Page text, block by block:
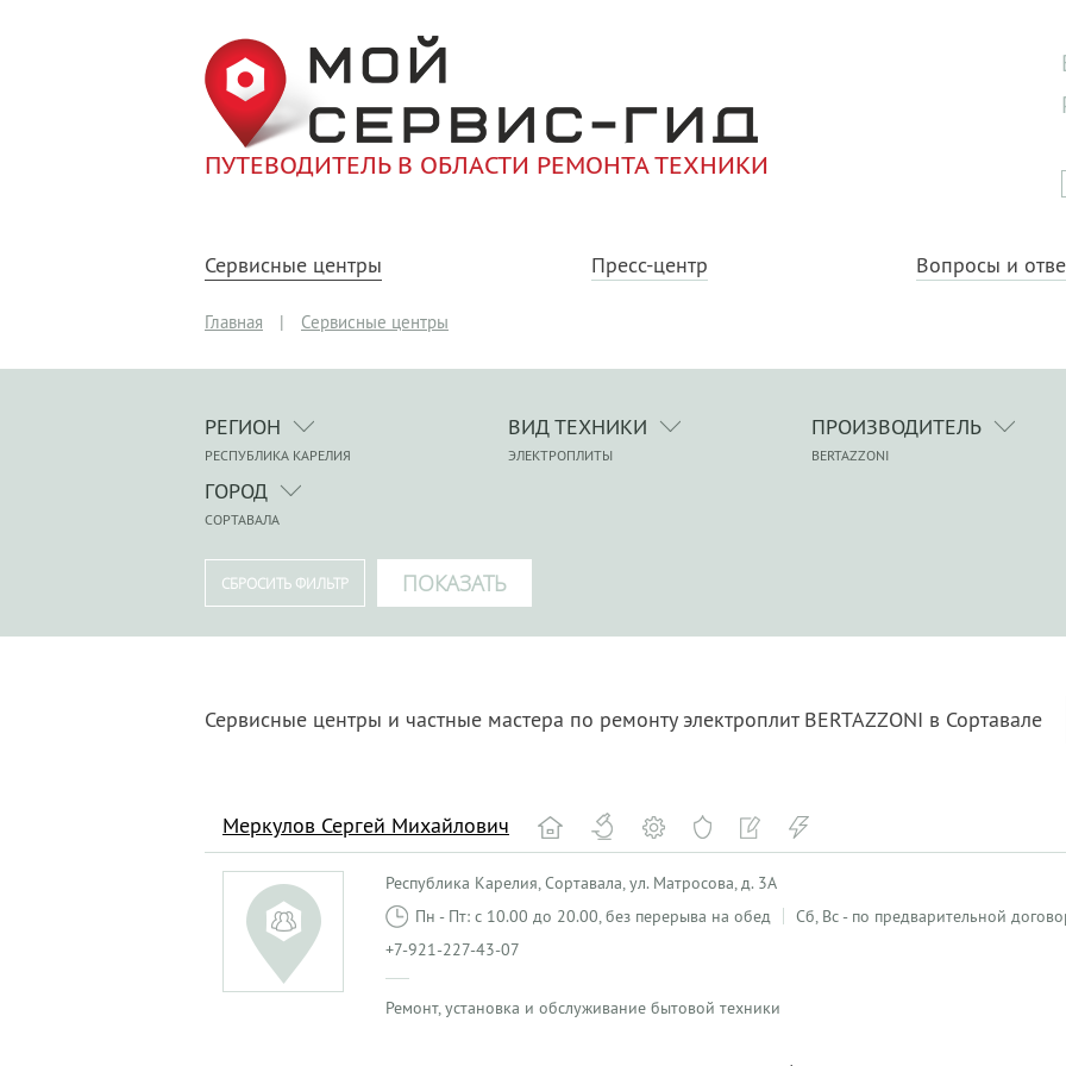
ПУТЕВОДИТЕЛЬ В ОБЛАСТИ РЕМОНТА ТЕХНИКИ
Сервисные центры Пресс-центр Вопросы и
Главная | Сервисные центры
РЕГИОН
РЕСПУБЛИКА КАРЕЛИЯ
ВИД ТЕХНИКИ
ЭЛЕКТРОПЛИТЫ
ПРОИЗВОДИТЕЛЬ
BERTAZZONI
ГОРОД
СОРТАВАЛА
Сервисные центры и частные мастера по ремонту электроплит BERTAZZONI в Сортавале
Меркулов Сергей Михайлович
Республика Карелия, Сортавала, ул. Матросова, д. 3А
Пн - Пт: с 10.00 до 20.00, без перерыва на обед
Сб, Вс - по предварительной
+7-921-227-43-07
Ремонт, установка и обслуживание бытовой техники